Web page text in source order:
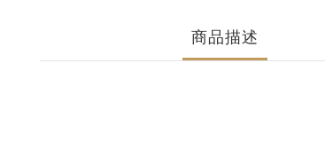
商品描述